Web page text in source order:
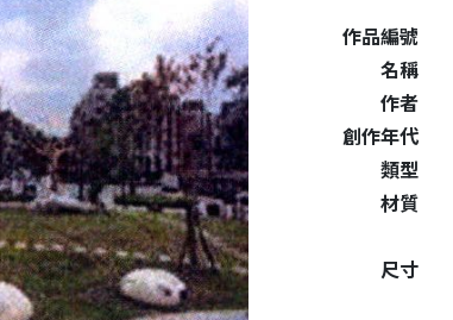
作品編號
名稱
作者
創作年代
類型
材質
尺寸